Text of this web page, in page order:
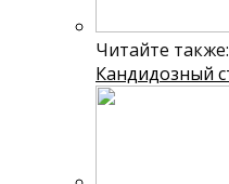
Читайте также:
Кандидозный